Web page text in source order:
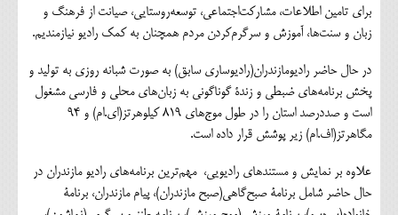
برای تامین اطلاعات، مشارکت‌اجتماعی، توسعه‌روستایی، صیانت از فرهنگ و
زبان و سنت‌ها، آموزش و سرگرم‌کردن مردم همچنان به کمک رادیو نیازمندیم.
در حال حاضر رادیومازندران(رادیوساری سابق) به صورت شبانه روزی به تولید و
پخش برنامه‌های ضبطی و زندۀ گوناگونی به زبان‌های محلی و فارسی مشغول
است و صددرصد استان را در طول موج‌های 819 کیلوهرتز(ای.ام) و 94
مگاهرتز(اف.ام) زیر پوشش قرار داده است.
علاوه بر نمایش و مستندهای رادیویی، مهم‌ترین برنامه‌های رادیو مازندران در
حال حاضر شامل برنامۀ صبح‌گاهی(صبح مازندران)، پیام مازندران، برنامۀ